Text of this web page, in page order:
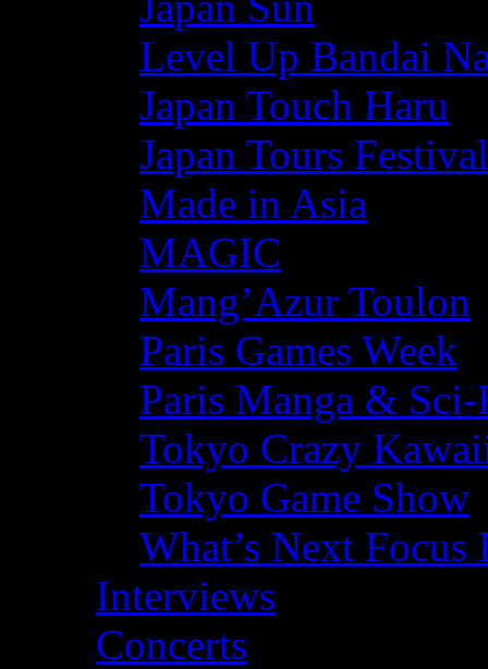
Level Up Bandai
Japan Touch Haru
Japan Tours Festival
Made in Asia
MAGIC
Mang’Azur Toulon
Paris Games Week
Paris Manga &
Tokyo Crazy
Tokyo Game Show
What’s Next
Interviews
Concerts